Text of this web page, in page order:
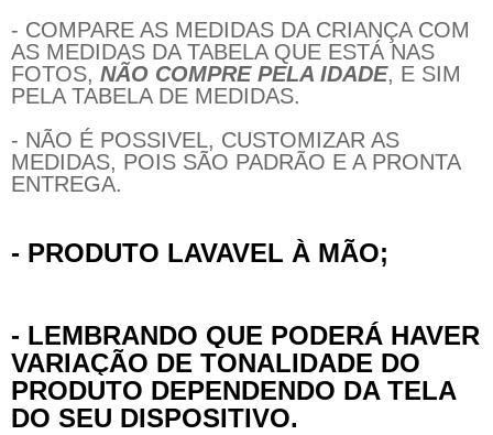
- COMPARE AS MEDIDAS DA CRIANÇA COM
AS MEDIDAS DA TABELA QUE ESTÁ NAS
FOTOS, NÃO COMPRE PELA IDADE, E SIM
PELA TABELA DE MEDIDAS.
- NÃO É POSSIVEL, CUSTOMIZAR AS
MEDIDAS, POIS SÃO PADRÃO E A PRONTA
ENTREGA.
- PRODUTO LAVAVEL À MÃO;
- LEMBRANDO QUE PODERÁ HAVER
VARIAÇÃO DE TONALIDADE DO
PRODUTO DEPENDENDO DA TELA
DO SEU DISPOSITIVO.